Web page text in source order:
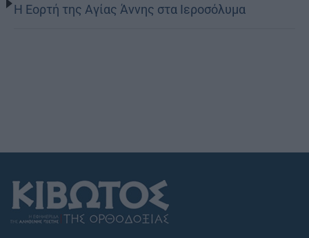
Η Εορτή της Αγίας Άννης στα Ιεροσόλυμα